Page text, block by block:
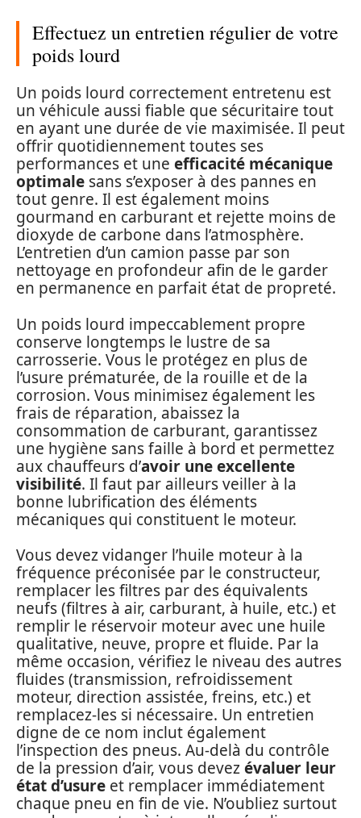
Effectuez un entretien régulier de votre
poids lourd
Un poids lourd correctement entretenu est
un véhicule aussi fiable que sécuritaire tout
en ayant une durée de vie maximisée. Il peut
offrir quotidiennement toutes ses
performances et une efficacité mécanique
optimale sans s’exposer à des pannes en
tout genre. Il est également moins
gourmand en carburant et rejette moins de
dioxyde de carbone dans l’atmosphère.
L’entretien d’un camion passe par son
nettoyage en profondeur afin de le garder
en permanence en parfait état de propreté.
Un poids lourd impeccablement propre
conserve longtemps le lustre de sa
carrosserie. Vous le protégez en plus de
l’usure prématurée, de la rouille et de la
corrosion. Vous minimisez également les
frais de réparation, abaissez la
consommation de carburant, garantissez
une hygiène sans faille à bord et permettez
aux chauffeurs d’avoir une excellente
visibilité. Il faut par ailleurs veiller à la
bonne lubrification des éléments
mécaniques qui constituent le moteur.
Vous devez vidanger l’huile moteur à la
fréquence préconisée par le constructeur,
remplacer les filtres par des équivalents
neufs (filtres à air, carburant, à huile, etc.) et
remplir le réservoir moteur avec une huile
qualitative, neuve, propre et fluide. Par la
même occasion, vérifiez le niveau des autres
fluides (transmission, refroidissement
moteur, direction assistée, freins, etc.) et
remplacez-les si nécessaire. Un entretien
digne de ce nom inclut également
l’inspection des pneus. Au-delà du contrôle
de la pression d’air, vous devezévaluer leur
état d’usure et remplacer immédiatement
chaque pneu en fin de vie. N’oubliez surtout